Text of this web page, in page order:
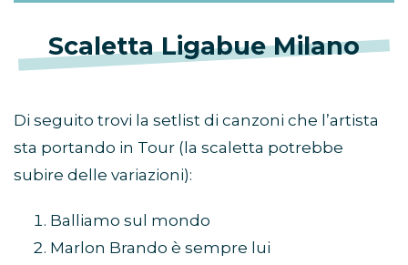
Scaletta Ligabue Milano
Di seguito trovi la setlist di canzoni che l’artista
sta portando in Tour (la scaletta potrebbe
subire delle variazioni):
Balliamo sul mondo
Marlon Brando è sempre lui